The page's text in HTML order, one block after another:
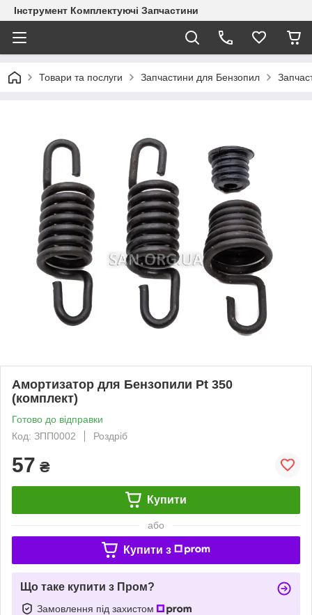
Інструмент Комплектуючі Запчастини
Товари та послуги Запчастини для Бензопил
Амортизатор для Бензопили Pt 350
(комплект)
Готово до відправки
Код: ЗПП0002
Роздріб
57 ₴
Купити
або
Купити з
Що таке купити з Пром?
Замовлення під захистом